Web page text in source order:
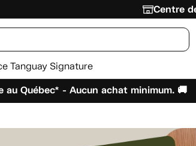
Centre
Tanguay Signature
Québec* - Aucun achat minimum. 🚚